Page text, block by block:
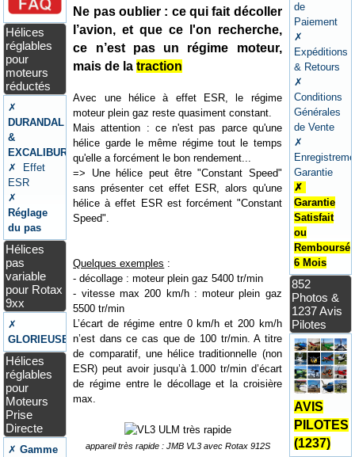
Hélices
réglables
pour
moteurs
réductés
✗
DURANDAL
&
EXCALIBUR
✗ Effet
ESR
✗
Réglage
du pas
Hélices
pas
variable
pour Rotax
9xx
✗
GLORIEUSE
Hélices
réglables
pour
Moteurs
Prise
Directe
✗Gamme
Ne pas oublier : ce qui fait décoller
l’avion, et que ce l'on recherche,
ce n’est pas un régime moteur,
mais de latraction
Avec une hélice à effet ESR, le régime
moteur plein gaz reste quasiment constant.
Mais attention : ce n'est pas parce qu'une
hélice garde le même régime tout le temps
qu'elle a forcément le bon rendement...
=> Une hélice peut être "Constant Speed"
sans présenter cet effet ESR, alors qu'une
hélice à effet ESR est forcément "Constant
Speed".
Quelques exemples :
- décollage : moteur plein gaz 5400 tr/min
- vitesse max 200 km/h : moteur plein gaz
5500 tr/min
L’écart de régime entre 0 km/h et 200 km/h
n’est dans ce cas que de 100 tr/min. A titre
de comparatif, une hélice traditionnelle (non
ESR) peut avoir jusqu’à 1.000 tr/min d’écart
de régime entre le décollage et la croisière
max.
appareil très rapide : JMB VL3 avec Rotax 912S
de
Paiement
✗
Expéditions
& Retours
✗
Conditions
Générales
de Vente
✗
Garantie
✗
Garantie
Satisfait
ou
Remboursé
6 Mois
852
Photos &
1237 Avis
Pilotes
AVIS
PILOTES
(1237)